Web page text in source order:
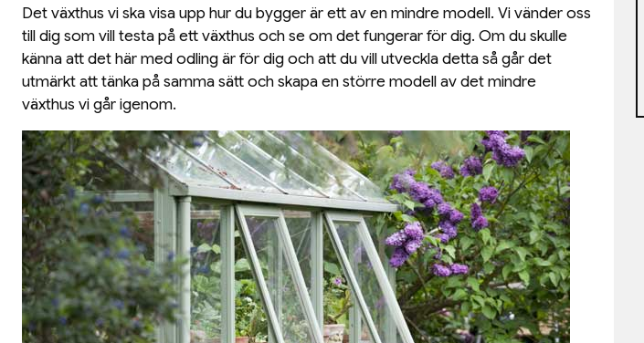
Det växthus vi ska visa upp hur du bygger är ett av en mindre modell. Vi vänder oss
till dig som vill testa på ett växthus och se om det fungerar för dig. Om du skulle
känna att det här med odling är för dig och att du vill utveckla detta så går det
utmärkt att tänka på samma sätt och skapa en större modell av det mindre
växthus vi går igenom.